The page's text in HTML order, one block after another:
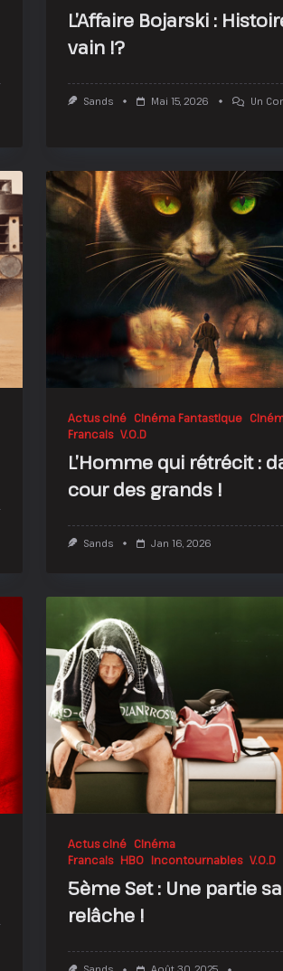
L’Affaire Bojarski :
vain !?
Sands Mai 15, 2026 Un
Actus ciné Cinéma Fantastique
Francais V.O.D
L’Homme qui rétrécit :
cour des grands !
Sands Jan 16, 2026
Actus ciné Cinéma
Francais HBO Incontournables V.O.D
5ème Set : Une partie
relâche !